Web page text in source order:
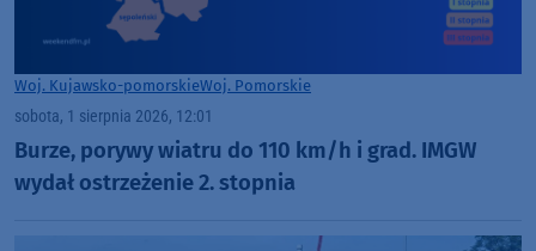
Woj. Kujawsko-pomorskieWoj. Pomorskie
sobota, 1 sierpnia 2026, 12:01
Burze, porywy wiatru do 110 km/h i grad. IMGW
wydał ostrzeżenie 2. stopnia